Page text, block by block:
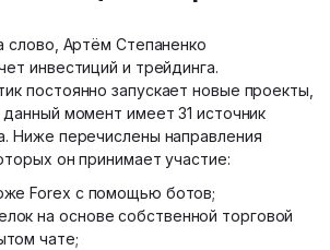
слово, Артём Степаненко
инвестиций и трейдинга.
постоянно запускает новые проекты,
момент имеет 31 источник
Ниже перечислены направления
он принимает участие:
Forex с помощью ботов;
на основе собственной торговой
чате;